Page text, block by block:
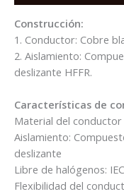
FREETOX-
PC
NH90
quantity
Construcción:
1. Conductor: Cobre
2. Aislamiento:
deslizante HFFR.
Características de
Material del
Aislamiento:
deslizante
Libre de halógenos:
Flexibilidad del